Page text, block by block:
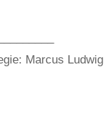
Marcus Ludwig